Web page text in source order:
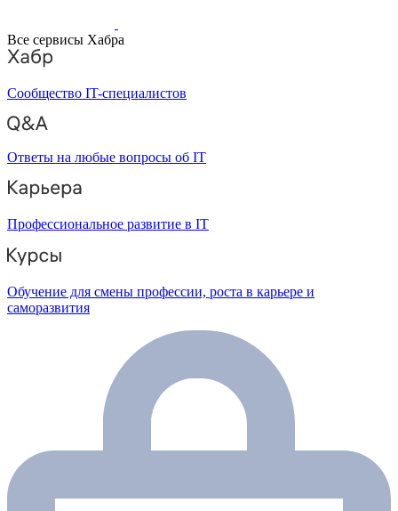
Все сервисы Хабра
Сообщество IT-специалистов
Ответы на любые вопросы об IT
Профессиональное развитие в IT
Обучение для смены профессии, роста в карьере и
саморазвития